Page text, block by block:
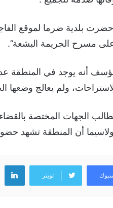
بلدية ضرما لموقع
مسرح الجريمة البشعة”.
أنه يوجد في المنطقة
ولم يعالج وضعها
الجهات المختصة
أن المنطقة تشهد
تويتر